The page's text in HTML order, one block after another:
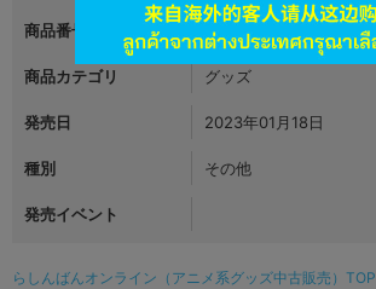
商品番号 L04895184
商品カテゴリ グッズ
発売日 2023年01月18日
種別 その他
発売イベント
らしんばんオンライン（アニメ系グッズ中古販売）TOP